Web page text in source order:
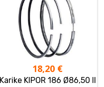
18,20 €
Karike KIPOR 186 Ø86,50 II